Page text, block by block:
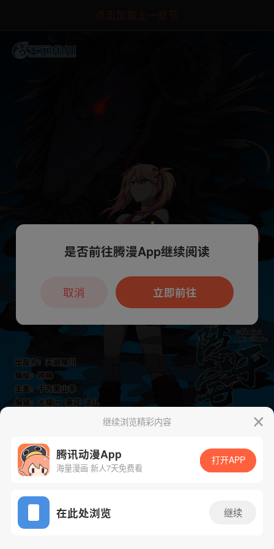
点击加载上一章节
App免费看
下一话 腾漫App免费看
继续浏览精彩内容
腾讯动漫App
海量漫画 新人7天免费看
打开APP
在此处浏览 继续
本章节仅支持App阅读，可打开App新用
户7天免费看
是否前往腾漫App继续阅读
立即前往
取消